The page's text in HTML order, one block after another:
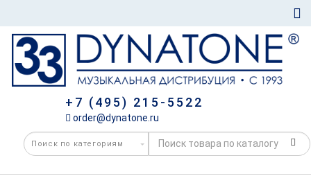
+7 (495) 215-5522
order@dynatone.ru